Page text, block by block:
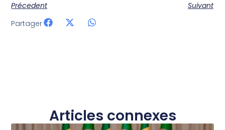
Précedent
Suivant
Partager
Articles connexes